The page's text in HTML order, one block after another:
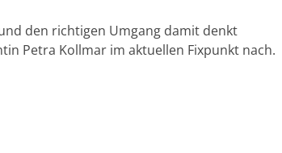
den richtigen Umgang damit denkt
Petra Kollmar im aktuellen Fixpunkt nach.